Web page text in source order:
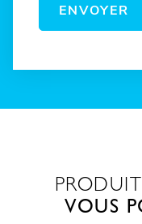
ENVOYER
VOUS